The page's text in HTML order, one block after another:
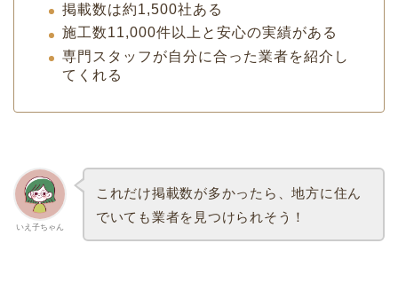
掲載数は約1,500社ある
施工数11,000件以上と安心の実績がある
専門スタッフが自分に合った業者を紹介し
てくれる
いえ子ちゃん
これだけ掲載数が多かったら、地方に住ん
でいても業者を見つけられそう！